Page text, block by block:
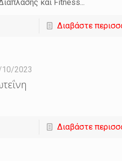
και Fitness...
Διαβάστε
2023
Διαβάστε